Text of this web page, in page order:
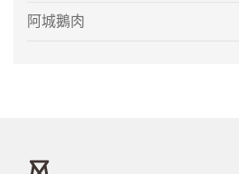
阿城鵝肉